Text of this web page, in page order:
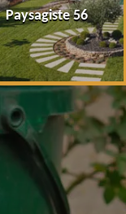
Paysagiste 56